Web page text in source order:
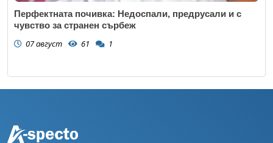
Перфектната почивка: Недоспали, предрусали и с
чувство за странен сърбеж
07 август 61 1